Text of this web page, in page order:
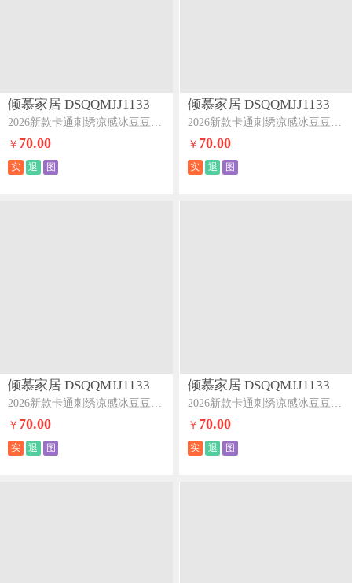
倾慕家居 DSQQMJJ1133
2026新款卡通刺绣凉感冰豆豆凉席系列--床席款床席款三只小马
￥ 70.00
实 退 图
倾慕家居 DSQQMJJ1133
2026新款卡通刺绣凉感冰豆豆凉席系列--床席款床席款小熊兄弟
￥ 70.00
实 退 图
倾慕家居 DSQQMJJ1133
2026新款卡通刺绣凉感冰豆豆凉席系列--床席款组合图仅供展示
￥ 70.00
实 退 图
倾慕家居 DSQQMJJ1133
2026新款卡通刺绣凉感冰豆豆凉席系列--床席款床席款西西小狗
￥ 70.00
实 退 图